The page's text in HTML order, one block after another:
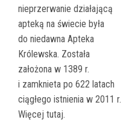
nieprzerwanie działającą
apteką na świecie była
do niedawna Apteka
Królewska. Została
założona w 1389 r.
i zamknieta po 622 latach
ciągłego istnienia w 2011 r.
Więcej tutaj.